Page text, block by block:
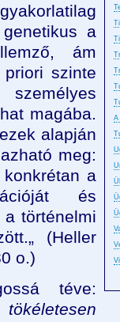
A
a
ám
priori szinte
magába.
alapján
meg:
a
és
a történelmi
(Heller
o.)
téve:
tökéletesen